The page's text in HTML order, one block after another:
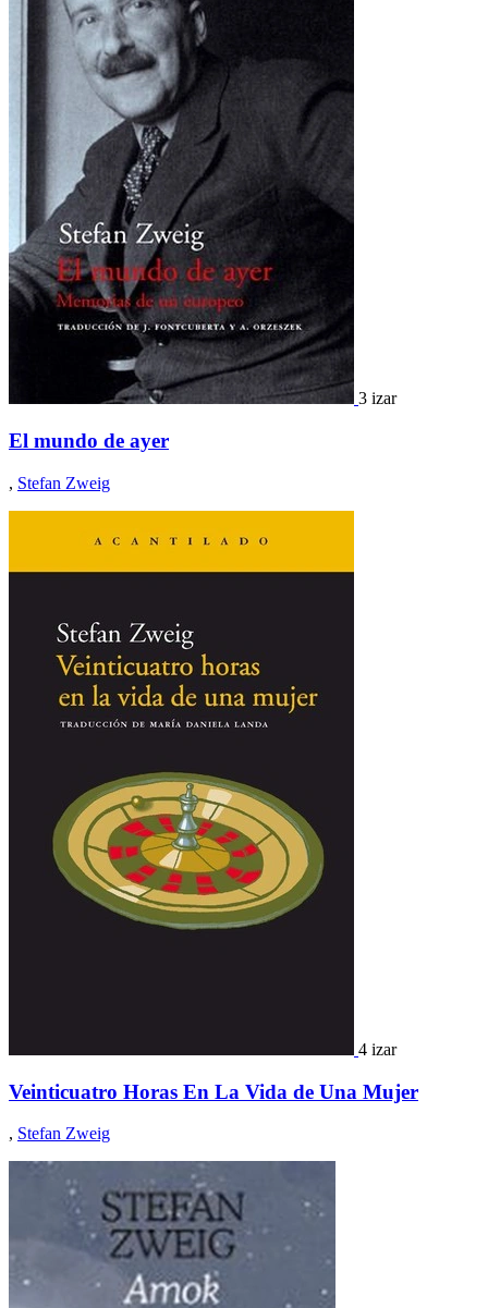
3 izar
El mundo de ayer
, Stefan Zweig
4 izar
Veinticuatro Horas En La Vida de Una Mujer
, Stefan Zweig